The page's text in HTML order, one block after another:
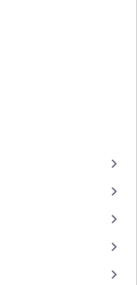
keyboard_arrow_right
keyboard_arrow_right
keyboard_arrow_right
keyboard_arrow_right
keyboard_arrow_right